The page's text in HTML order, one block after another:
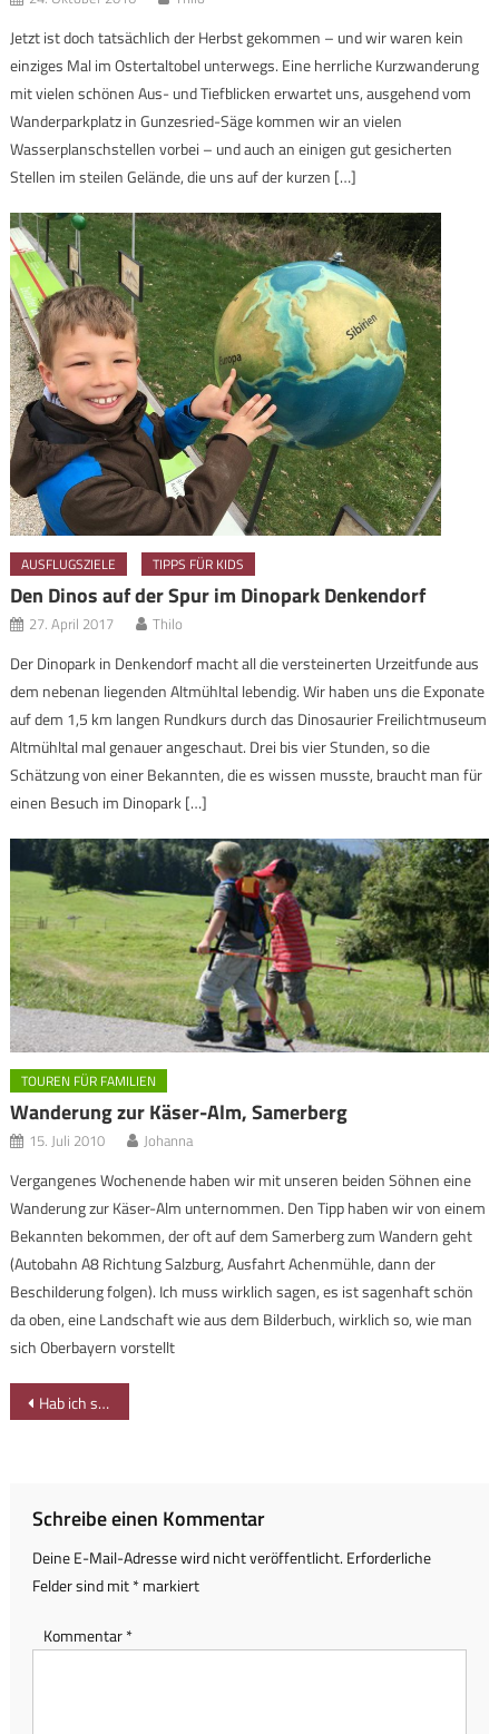
Jetzt ist doch tatsächlich der Herbst gekommen – und wir waren kein
einziges Mal im Ostertaltobel unterwegs. Eine herrliche Kurzwanderung
mit vielen schönen Aus- und Tiefblicken erwartet uns, ausgehend vom
Wanderparkplatz in Gunzesried-Säge kommen wir an vielen
Wasserplanschstellen vorbei – und auch an einigen gut gesicherten
Stellen im steilen Gelände, die uns auf der kurzen […]
AUSFLUGSZIELE TIPPS FÜR KIDS
Den Dinos auf der Spur im Dinopark Denkendorf
27. April 2017 Thilo
Der Dinopark in Denkendorf macht all die versteinerten Urzeitfunde aus
dem nebenan liegenden Altmühltal lebendig. Wir haben uns die Exponate
auf dem 1,5 km langen Rundkurs durch das Dinosaurier Freilichtmuseum
Altmühltal mal genauer angeschaut. Drei bis vier Stunden, so die
Schätzung von einer Bekannten, die es wissen musste, braucht man für
einen Besuch im Dinopark […]
TOUREN FÜR FAMILIEN
Wanderung zur Käser-Alm, Samerberg
15. Juli 2010 Johanna
Vergangenes Wochenende haben wir mit unseren beiden Söhnen eine
Wanderung zur Käser-Alm unternommen. Den Tipp haben wir von einem
Bekannten bekommen, der oft auf dem Samerberg zum Wandern geht
(Autobahn A8 Richtung Salzburg, Ausfahrt Achenmühle, dann der
Beschilderung folgen). Ich muss wirklich sagen, es ist sagenhaft schön
da oben, eine Landschaft wie aus dem Bilderbuch, wirklich so, wie man
sich Oberbayern vorstellt
Beitragsnavigation
Hab ich selbst gemacht – Brettspiele aus der Natur
Schreibe einen Kommentar
Deine E-Mail-Adresse wird nicht veröffentlicht. Erforderliche
Felder sind mit*markiert
Kommentar*